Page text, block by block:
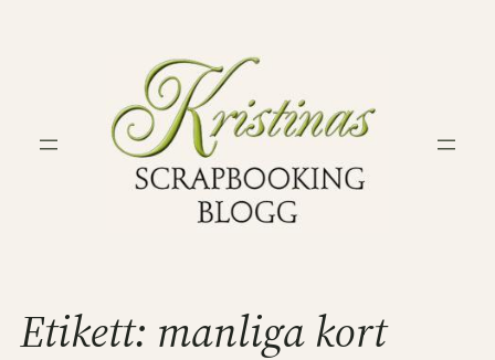
Etikett: manliga kort